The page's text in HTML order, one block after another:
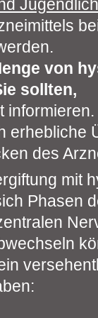
von
sollten,
informieren.
erhebliche
des
mit
Phasen